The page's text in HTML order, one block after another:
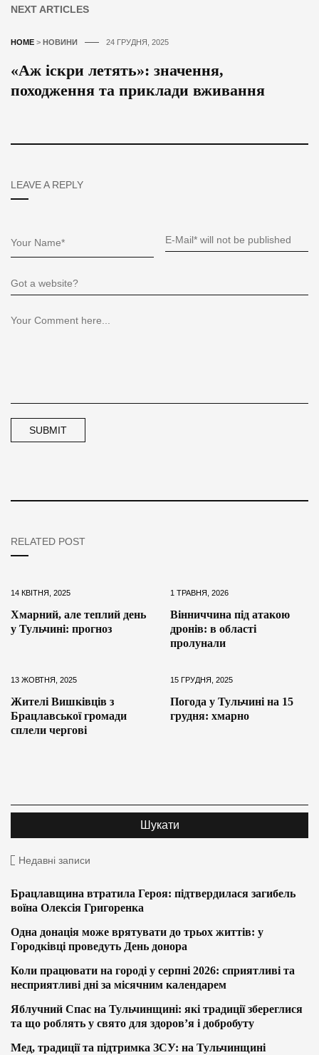
NEXT ARTICLES
HOME > НОВИНИ 24 ГРУДНЯ, 2025
«Аж іскри летять»: значення,
походження та приклади вживання
LEAVE A REPLY
RELATED POST
14 КВІТНЯ, 2025
Хмарний, але теплий день
у Тульчині: прогноз
1 ТРАВНЯ, 2026
Вінниччина під атакою
дронів: в області
пролунали
13 ЖОВТНЯ, 2025
Жителі Вишківців з
Брацлавської громади
сплели чергові
15 ГРУДНЯ, 2025
Погода у Тульчині на 15
грудня: хмарно
Недавні записи
Брацлавщина втратила Героя: підтвердилася загибель
воїна Олексія Григоренка
Одна донація може врятувати до трьох життів: у
Городківці проведуть День донора
Коли працювати на городі у серпні 2026: сприятливі та
несприятливі дні за місячним календарем
Яблучний Спас на Тульчинщині: які традиції збереглися
та що роблять у свято для здоров’я і добробуту
Мед, традиції та підтримка ЗСУ: на Тульчинщині